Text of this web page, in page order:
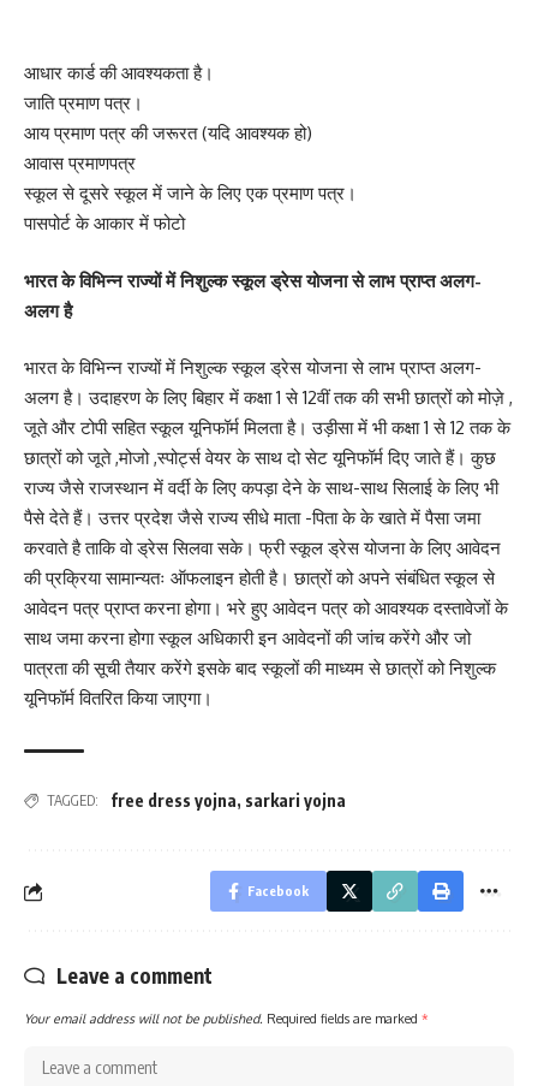
आधार कार्ड की आवश्यकता है।
जाति प्रमाण पत्र।
आय प्रमाण पत्र की जरूरत (यदि आवश्यक हो)
आवास प्रमाणपत्र
स्कूल से दूसरे स्कूल में जाने के लिए एक प्रमाण पत्र।
पासपोर्ट के आकार में फोटो
भारत के विभिन्न राज्यों में निशुल्क स्कूल ड्रेस योजना से लाभ प्राप्त अलग-
अलग है
भारत के विभिन्न राज्यों में निशुल्क स्कूल ड्रेस योजना से लाभ प्राप्त अलग-
अलग है। उदाहरण के लिए बिहार में कक्षा 1 से 12वीं तक की सभी छात्रों को मोज़े ,
जूते और टोपी सहित स्कूल यूनिफॉर्म मिलता है। उड़ीसा में भी कक्षा 1 से 12 तक के
छात्रों को जूते ,मोजो ,स्पोर्ट्स वेयर के साथ दो सेट यूनिफॉर्म दिए जाते हैं। कुछ
राज्य जैसे राजस्थान में वर्दी के लिए कपड़ा देने के साथ-साथ सिलाई के लिए भी
पैसे देते हैं। उत्तर प्रदेश जैसे राज्य सीधे माता -पिता के के खाते में पैसा जमा
करवाते है ताकि वो ड्रेस सिलवा सके। फ्री स्कूल ड्रेस योजना के लिए आवेदन
की प्रक्रिया सामान्यतः ऑफलाइन होती है। छात्रों को अपने संबंधित स्कूल से
आवेदन पत्र प्राप्त करना होगा। भरे हुए आवेदन पत्र को आवश्यक दस्तावेजों के
साथ जमा करना होगा स्कूल अधिकारी इन आवेदनों की जांच करेंगे और जो
पात्रता की सूची तैयार करेंगे इसके बाद स्कूलों की माध्यम से छात्रों को निशुल्क
यूनिफॉर्म वितरित किया जाएगा।
TAGGED: free dress yojna, sarkari yojna
Facebook
Leave a comment
Your email address will not be published. Required fields are marked *